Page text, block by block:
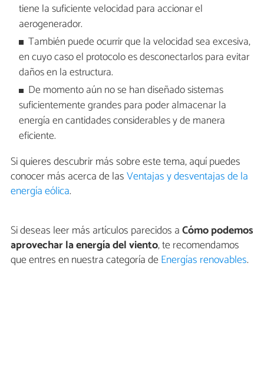
tiene la suficiente velocidad para accionar el
aerogenerador.
También puede ocurrir que la velocidad sea excesiva,
en cuyo caso el protocolo es desconectarlos para evitar
daños en la estructura.
De momento aún no se han diseñado sistemas
suficientemente grandes para poder almacenar la
energía en cantidades considerables y de manera
eficiente.
Si quieres descubrir más sobre este tema, aquí puedes
conocer más acerca de lasVentajas y desventajas de la
energía eólica.
Si deseas leer más artículos parecidos aCómo podemos
aprovechar la energía del viento, te recomendamos
que entres en nuestra categoría deEnergías renovables.